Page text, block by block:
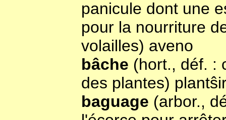
panicule dont une
pour la nourriture
volailles) aveno
bâche (hort., déf. :
des plantes)
baguage (arbor.,